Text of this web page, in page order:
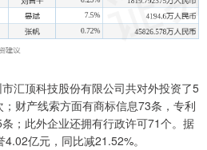
汇顶科技股份有限公司共对外投资了5
财产线索方面有商标信息73条，专利
；此外企业还拥有行政许可71个。据
亿元，同比减21.52%。